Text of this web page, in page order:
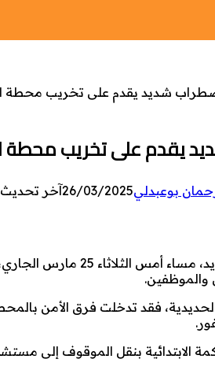
شديد يقدم على تخريب محطة
على تخريب محطة
بوعبدلي26/03/2025آخر تحديث: 26/03/
اقتحم شخص في حالة
والموظفين.
فقد تدخلت فرق الأمن
الابتدائية بنقل الموقوف إلى